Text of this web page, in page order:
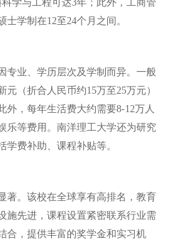
学与工程可达3年；此外，工商管
学制在12至24个月之间。
专业、学历层次及学制而异。一般
元（折合人民币约15万至25万元）
外，每年生活费大约需要8-12万人
乐等费用。南洋理工大学还为研究
费补助、课程补贴等。
著。该校在全球享有高排名，教育
施先进，课程设置紧密联系行业需
合，提供丰富的奖学金和实习机